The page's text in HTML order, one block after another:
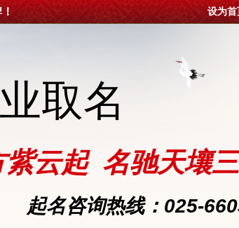
设为首
取名
紫云起 名驰天壤
起名咨询热线：025-